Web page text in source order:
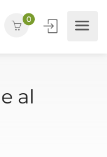
0
al